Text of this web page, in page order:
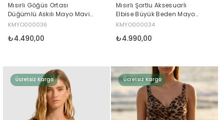
Mısırlı Göğüs Ortası
Düğümlü Askılı Mayo Mavi
Çicekli
KMYO000036
₺4.490,00
Mısırlı Şortlu Aksesuarlı
Elbise Büyük Beden Mayo
Siyah
KMYO000034
₺4.990,00
Ücretsiz Kargo Ücretsiz Kargo